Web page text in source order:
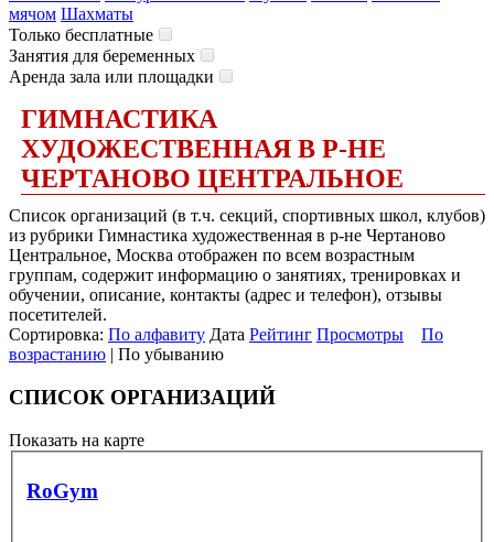
мячом Шахматы
Только бесплатные
Занятия для беременных
Аренда зала или площадки
ГИМНАСТИКА
ХУДОЖЕСТВЕННАЯ В Р-НЕ
ЧЕРТАНОВО ЦЕНТРАЛЬНОЕ
Список организаций (в т.ч. секций, спортивных школ, клубов)
из рубрики Гимнастика художественная в р-не Чертаново
Центральное, Москва отображен по всем возрастным
группам, содержит информацию о занятиях, тренировках и
обучении, описание, контакты (адрес и телефон), отзывы
посетителей.
Сортировка: По алфавиту Дата Рейтинг Просмотры
По
возрастанию | По убыванию
СПИСОК ОРГАНИЗАЦИЙ
Показать на карте
RoGym